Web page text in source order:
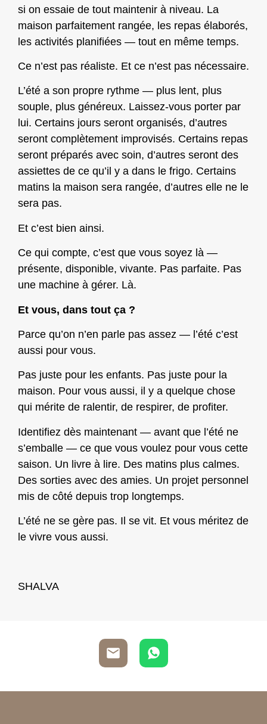
si on essaie de tout maintenir à niveau. La
maison parfaitement rangée, les repas élaborés,
les activités planifiées — tout en même temps.
Ce n’est pas réaliste. Et ce n’est pas nécessaire.
L’été a son propre rythme — plus lent, plus
souple, plus généreux. Laissez-vous porter par
lui. Certains jours seront organisés, d’autres
seront complètement improvisés. Certains repas
seront préparés avec soin, d’autres seront des
assiettes de ce qu’il y a dans le frigo. Certains
matins la maison sera rangée, d’autres elle ne le
sera pas.
Et c’est bien ainsi.
Ce qui compte, c’est que vous soyez là —
présente, disponible, vivante. Pas parfaite. Pas
une machine à gérer. Là.
Et vous, dans tout ça ?
Parce qu’on n’en parle pas assez — l’été c’est
aussi pour vous.
Pas juste pour les enfants. Pas juste pour la
maison. Pour vous aussi, il y a quelque chose
qui mérite de ralentir, de respirer, de profiter.
Identifiez dès maintenant — avant que l’été ne
s’emballe — ce que vous voulez pour vous cette
saison. Un livre à lire. Des matins plus calmes.
Des sorties avec des amies. Un projet personnel
mis de côté depuis trop longtemps.
L’été ne se gère pas. Il se vit. Et vous méritez de
le vivre vous aussi.
SHALVA